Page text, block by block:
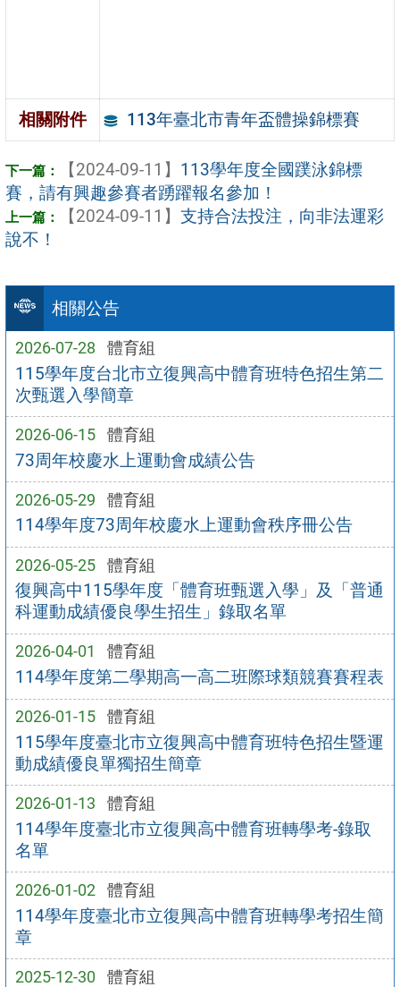
相關公告
2026-07-28 體育組
115學年度台北市立復興高中體育班特色招生第二
次甄選入學簡章
2026-06-15 體育組
73周年校慶水上運動會成績公告
2026-05-29 體育組
114學年度73周年校慶水上運動會秩序冊公告
2026-05-25 體育組
復興高中115學年度「體育班甄選入學」及「普通
科運動成績優良學生招生」錄取名單
2026-04-01 體育組
114學年度第二學期高一高二班際球類競賽賽程表
2026-01-15 體育組
115學年度臺北市立復興高中體育班特色招生暨運
動成績優良單獨招生簡章
2026-01-13 體育組
114學年度臺北市立復興高中體育班轉學考-錄取
名單
2026-01-02 體育組
114學年度臺北市立復興高中體育班轉學考招生簡
章
2025-12-30 體育組
相關附件 113年臺北市青年盃體操錦標賽
【2024-09-11】 113學年度全國蹼泳錦標
賽，請有興趣參賽者踴躍報名參加！
【2024-09-11】 支持合法投注，向非法運彩
說不！